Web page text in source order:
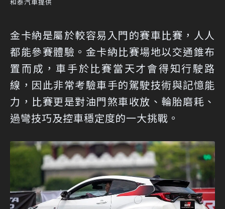
金卡納是屬於較容易入門的賽車比賽，人人
都能參賽體驗。金卡納比賽場地以交通錐布
置而成，車手於比賽當天才會得知行駛路
線，因此非常考驗車手的駕駛技術與記憶能
力，比賽更是對油門煞車收放、輪胎磨耗、
過彎技巧及控車穩定度的一大挑戰。